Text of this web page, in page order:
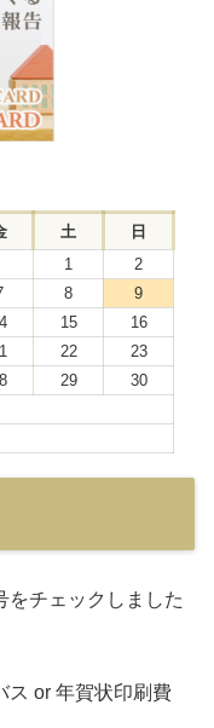
土 日
1
2
8
9
15
16
22
23
29
30
をチェックしました
or 年賀状印刷費